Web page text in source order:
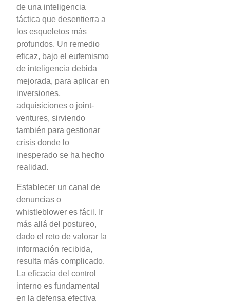
de una inteligencia
táctica que desentierra a
los esqueletos más
profundos. Un remedio
eficaz, bajo el eufemismo
de inteligencia debida
mejorada, para aplicar en
inversiones,
adquisiciones o joint-
ventures, sirviendo
también para gestionar
crisis donde lo
inesperado se ha hecho
realidad.
Establecer un canal de
denuncias o
whistleblower es fácil. Ir
más allá del postureo,
dado el reto de valorar la
información recibida,
resulta más complicado.
La eficacia del control
interno es fundamental
en la defensa efectiva